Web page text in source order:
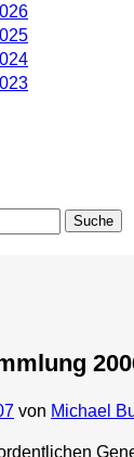
von Michael